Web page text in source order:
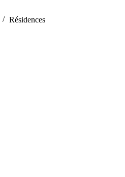
Résidences